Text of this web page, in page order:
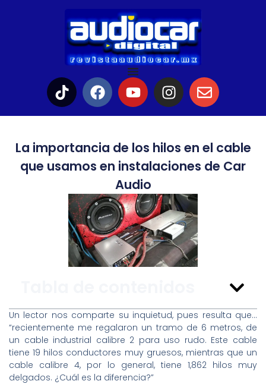
La importancia de los hilos en el cable
que usamos en instalaciones de Car
Audio
Un lector nos comparte su inquietud, pues resulta que…
“recientemente me regalaron un tramo de 6 metros, de
un cable industrial calibre 2 para uso rudo. Este cable
tiene 19 hilos conductores muy gruesos, mientras que un
cable calibre 4, por lo general, tiene 1,862 hilos muy
delgados. ¿Cuál es la diferencia?”